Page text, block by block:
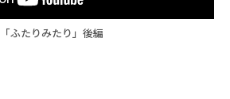
「ふたりみたり」後編